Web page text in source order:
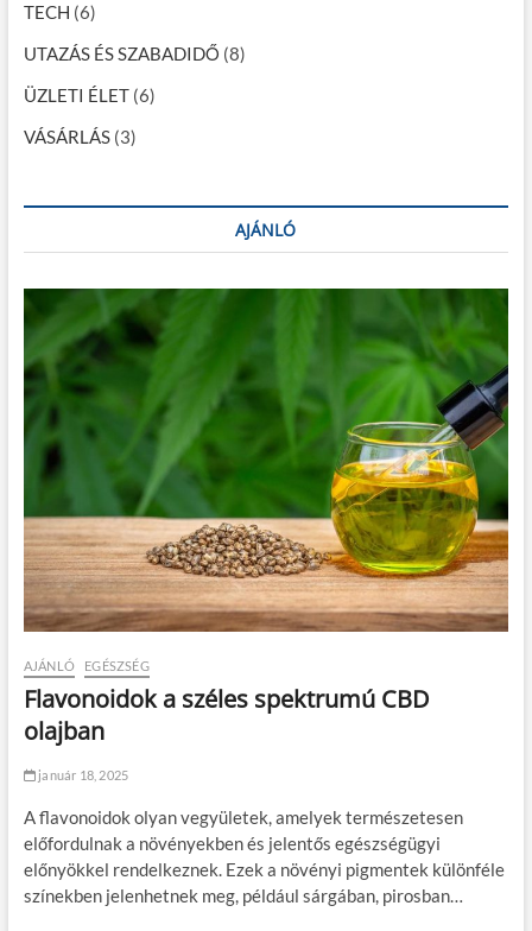
ó
TECH (6)
UTAZÁS ÉS SZABADIDŐ (8)
ÜZLETI ÉLET(6)
VÁSÁRLÁS(3)
AJÁNLÓ
AJÁNLÓ EGÉSZSÉG
Flavonoidok a széles spektrumú CBD
olajban
január 18, 2025
A flavonoidok olyan vegyületek, amelyek természetesen
előfordulnak a növényekben és jelentős egészségügyi
előnyökkel rendelkeznek. Ezek a növényi pigmentek különféle
színekben jelenhetnek meg, például sárgában, pirosban…